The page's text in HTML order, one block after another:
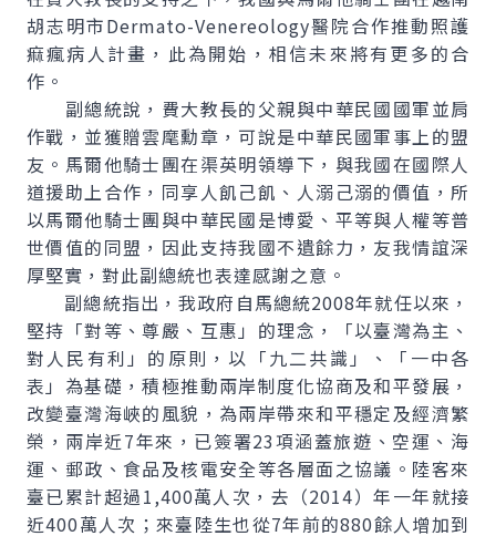
胡志明市Dermato-Venereology醫院合作推動照護
痲瘋病人計畫，此為開始，相信未來將有更多的合
作。
副總統說，費大教長的父親與中華民國國軍並肩
作戰，並獲贈雲麾勳章，可說是中華民國軍事上的盟
友。馬爾他騎士團在渠英明領導下，與我國在國際人
道援助上合作，同享人飢己飢、人溺己溺的價值，所
以馬爾他騎士團與中華民國是博愛、平等與人權等普
世價值的同盟，因此支持我國不遺餘力，友我情誼深
厚堅實，對此副總統也表達感謝之意。
副總統指出，我政府自馬總統2008年就任以來，
堅持「對等、尊嚴、互惠」的理念，「以臺灣為主、
對人民有利」的原則，以「九二共識」、「一中各
表」為基礎，積極推動兩岸制度化協商及和平發展，
改變臺灣海峽的風貌，為兩岸帶來和平穩定及經濟繁
榮，兩岸近7年來，已簽署23項涵蓋旅遊、空運、海
運、郵政、食品及核電安全等各層面之協議。陸客來
臺已累計超過1,400萬人次，去（2014）年一年就接
近400萬人次；來臺陸生也從7年前的880餘人增加到